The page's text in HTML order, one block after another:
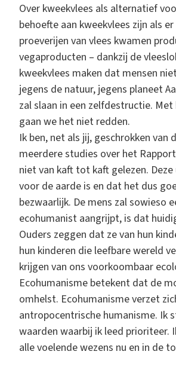
Over kweekvlees als alternatief
behoefte aan kweekvlees zijn als
proeverijen van vlees kwamen
vegaproducten – dankzij de
kweekvlees maken dat mensen
jegens de natuur, jegens planeet
zal slaan in een zelfdestructie.
gaan we het niet redden.
Ik ben, net als jij, geschrokken van
meerdere studies over het
niet van kaft tot kaft gelezen.
voor de aarde is en dat het dus
bezwaarlijk. De mens zal sowieso
ecohumanist aangrijpt, is dat
Ouders zeggen dat ze van hun
hun kinderen die leefbare wereld
krijgen van ons voorkoombaar
Ecohumanisme betekent dat de
omhelst. Ecohumanisme verzet
antropocentrische humanisme. Ik
waarden waarbij ik leed prioriteer.
alle voelende wezens nu en in de